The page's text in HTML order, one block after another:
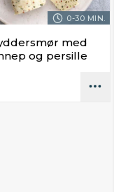
0-30 MIN.
med
og persille